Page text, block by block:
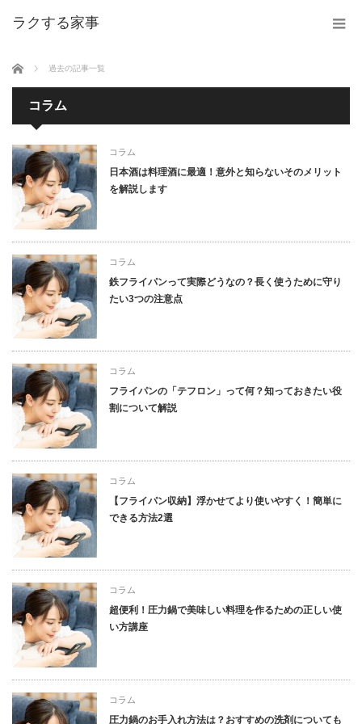
ラクする家事
ホーム 過去の記事一覧
コラム
コラム
日本酒は料理酒に最適！意外と知らないそのメリット
を解説します
コラム
鉄フライパンって実際どうなの？長く使うために守り
たい3つの注意点
コラム
フライパンの「テフロン」って何？知っておきたい役
割について解説
コラム
【フライパン収納】浮かせてより使いやすく！簡単に
できる方法2選
コラム
超便利！圧力鍋で美味しい料理を作るための正しい使
い方講座
コラム
圧力鍋のお手入れ方法は？おすすめの洗剤についても